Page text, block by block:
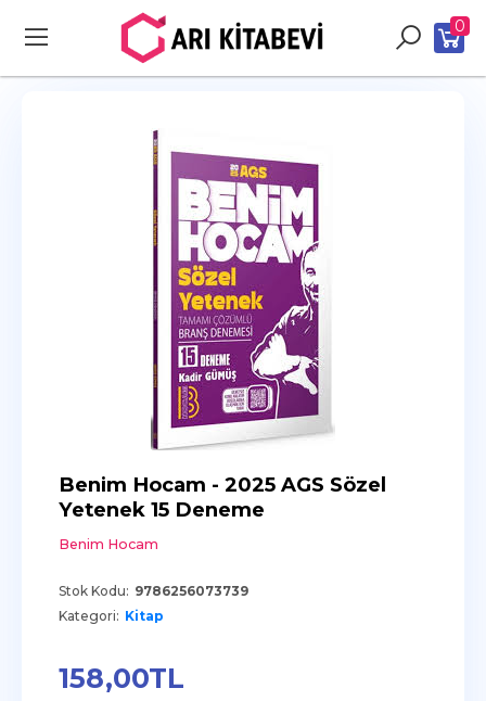
0
Benim Hocam - 2025 AGS Sözel
Yetenek 15 Deneme
Benim Hocam
Stok Kodu: 9786256073739
Kategori: Kitap
158,00TL